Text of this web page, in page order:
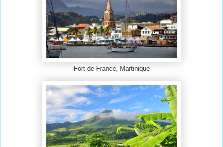
Fort-de-France, Martinique